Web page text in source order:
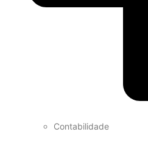
Contabilidade